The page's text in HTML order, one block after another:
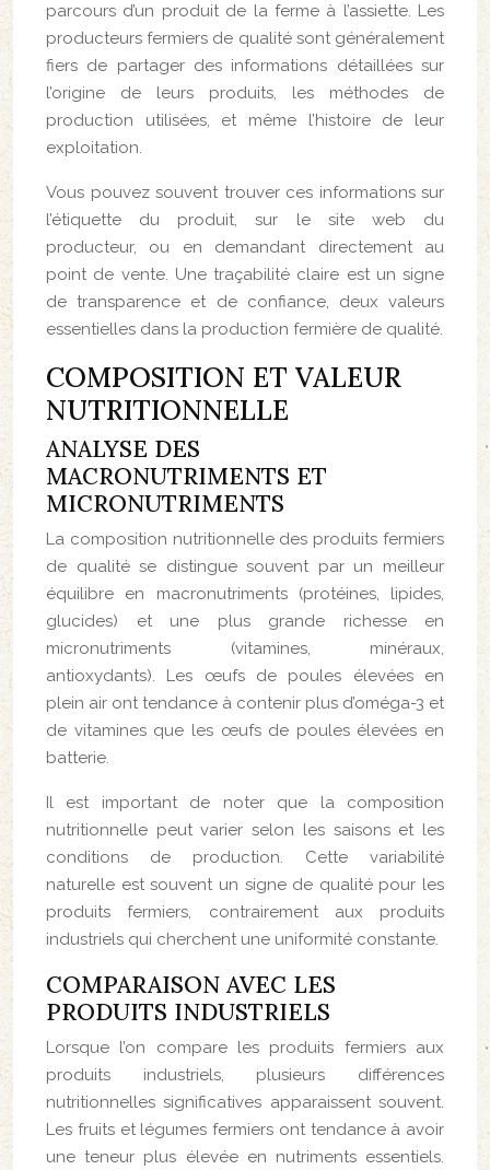
parcours d’un produit de la ferme à l’assiette. Les
producteurs fermiers de qualité sont généralement
fiers de partager des informations détaillées sur
l’origine de leurs produits, les méthodes de
production utilisées, et même l’histoire de leur
exploitation.
Vous pouvez souvent trouver ces informations sur
l’étiquette du produit, sur le site web du
producteur, ou en demandant directement au
point de vente. Une traçabilité claire est un signe
de transparence et de confiance, deux valeurs
essentielles dans la production fermière de qualité.
COMPOSITION ET VALEUR
NUTRITIONNELLE
ANALYSE DES
MACRONUTRIMENTS ET
MICRONUTRIMENTS
La composition nutritionnelle des produits fermiers
de qualité se distingue souvent par un meilleur
équilibre en macronutriments (protéines, lipides,
glucides) et une plus grande richesse en
micronutriments (vitamines, minéraux,
antioxydants). Les œufs de poules élevées en
plein air ont tendance à contenir plus d’oméga-3 et
de vitamines que les œufs de poules élevées en
batterie.
Il est important de noter que la composition
nutritionnelle peut varier selon les saisons et les
conditions de production. Cette variabilité
naturelle est souvent un signe de qualité pour les
produits fermiers, contrairement aux produits
industriels qui cherchent une uniformité constante.
COMPARAISON AVEC LES
PRODUITS INDUSTRIELS
Lorsque l’on compare les produits fermiers aux
produits industriels, plusieurs différences
nutritionnelles significatives apparaissent souvent.
Les fruits et légumes fermiers ont tendance à avoir
une teneur plus élevée en nutriments essentiels.